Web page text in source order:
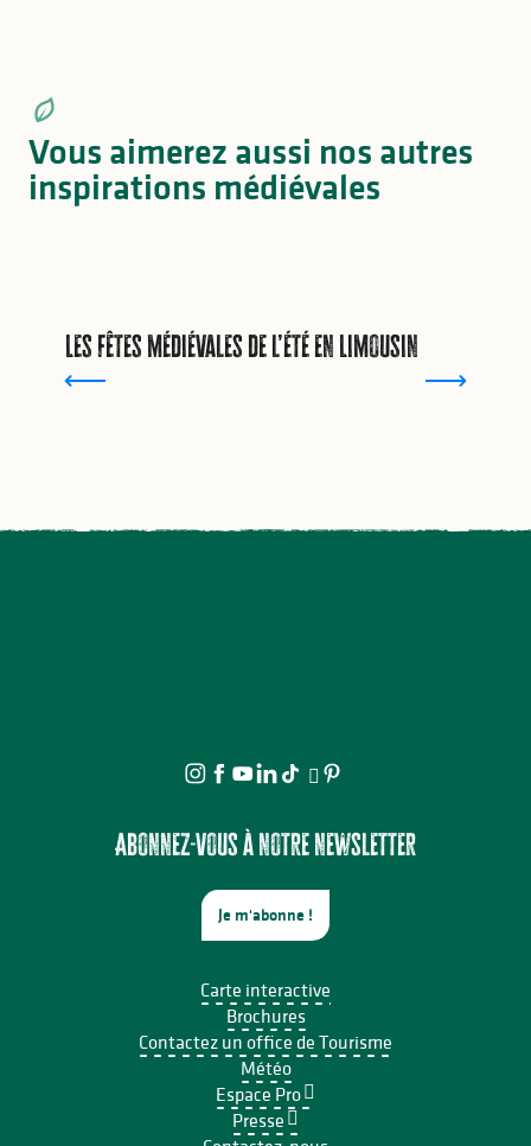
Vous aimerez aussi nos autres
inspirations médiévales
Les fêtes médiévales de l’été en Limousin
Abonnez-vous à notre newsletter
Je m'abonne !
Carte interactive
Brochures
Contactez un office de Tourisme
Météo
Espace Pro
Presse